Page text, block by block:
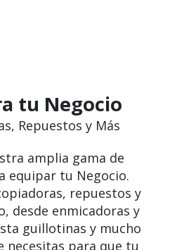
tu Negocio
Repuestos y Más
amplia gama de
equipar tu Negocio.
repuestos y
desde enmicadoras y
guillotinas y mucho
necesitas para que tu